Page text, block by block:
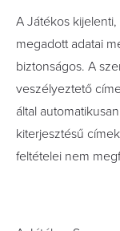
A Játékos
megadott adatai
biztonságos. A
veszélyeztető
által
kiterjesztésű
feltételei nem